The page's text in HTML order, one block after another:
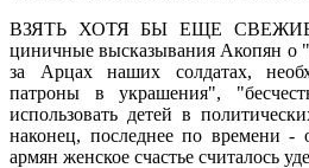
ВЗЯТЬ ХОТЯ БЫ ЕЩЕ
циничные высказывания Акопян о
за Арцах наших солдатах,
патроны в украшения",
использовать детей в
наконец, последнее по времени
армян женское счастье считалось